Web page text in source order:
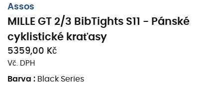
Assos
MILLE GT 2/3 BibTights S11 - Pánské
cyklistické kraťasy
5359,00 Kč
Vč. DPH
Barva : Black Series